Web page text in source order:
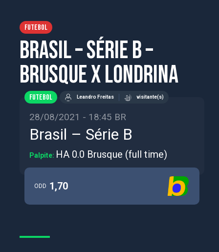
FUTEBOL
Brasil – Série B –
Brusque x Londrina
FUTEBOL Leandro Freitas visitante(s)
28/08/2021 - 18:45 BR
Brasil – Série B
Palpite: HA 0.0 Brusque (full time)
ODD 1,70